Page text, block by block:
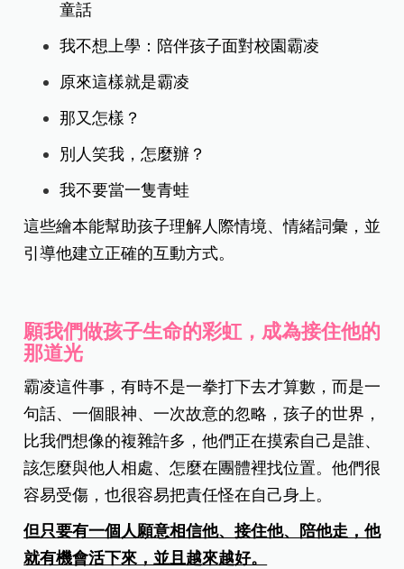
童話
我不想上學：陪伴孩子面對校園霸凌
原來這樣就是霸凌
那又怎樣？
別人笑我，怎麼辦？
我不要當一隻青蛙
這些繪本能幫助孩子理解人際情境、情緒詞彙，並
引導他建立正確的互動方式。
願我們做孩子生命的彩虹，成為接住他的
那道光
霸凌這件事，有時不是一拳打下去才算數，而是一
句話、一個眼神、一次故意的忽略，孩子的世界，
比我們想像的複雜許多，他們正在摸索自己是誰、
該怎麼與他人相處、怎麼在團體裡找位置。他們很
容易受傷，也很容易把責任怪在自己身上。
但只要有一個人願意相信他、接住他、陪他走，他
就有機會活下來，並且越來越好。